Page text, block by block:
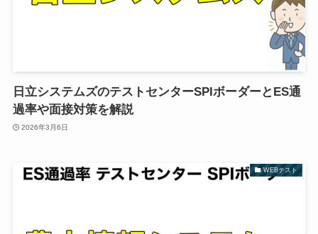
日立システムズのテストセンターSPIボーダーとES通
過率や面接対策を解説
2026年3月6日
WEBテスト